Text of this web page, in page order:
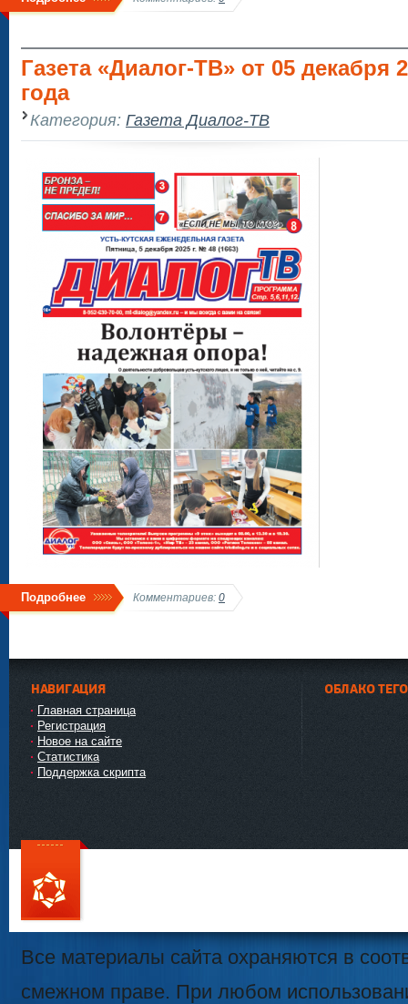
Газета «Диалог-ТВ» от 05 декабря
года
Категория: Газета Диалог-ТВ
Подробнее Комментариев: 0
НАВИГАЦИЯ
Главная страница
Регистрация
Новое на сайте
Статистика
Поддержка скрипта
ОБЛАКО
111
Все материалы сайта охраняются в
смежном праве. При любом